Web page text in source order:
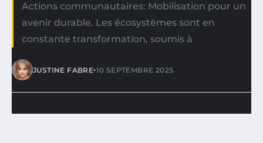
Actions communautaires: Mobilisation pour un
avenir durable. Les écosystèmes sont en
constante transformation, soumis à
JUSTINE FABRE•10 SEPTEMBRE 2025